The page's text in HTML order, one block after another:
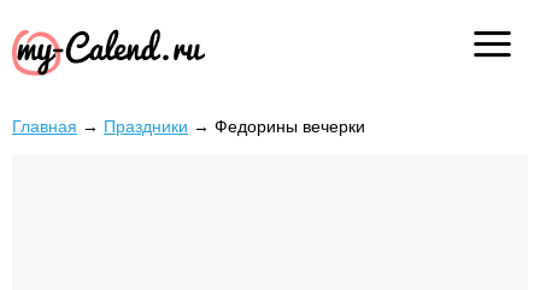
Главная → Праздники → Федорины вечерки